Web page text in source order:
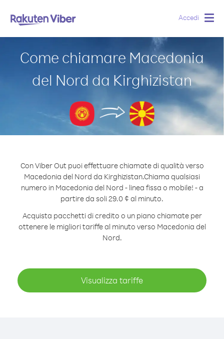
Accedi
Come chiamare Macedonia
del Nord da Kirghizistan
Con Viber Out puoi effettuare chiamate di qualità verso
Macedonia del Nord da Kirghizistan.Chiama qualsiasi
numero in Macedonia del Nord - linea fissa o mobile! - a
partire da soli 29.0 ¢ al minuto.
Acquista pacchetti di credito o un piano chiamate per
ottenere le migliori tariffe al minuto verso Macedonia del
Nord.
Visualizza tariffe